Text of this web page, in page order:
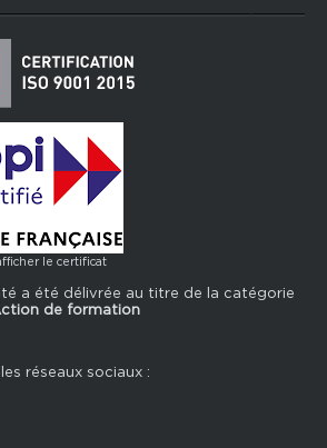
le certificat
a été délivrée au titre de la catégorie
de formation
réseaux sociaux :